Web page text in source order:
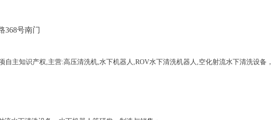
368号南门
自主知识产权,主营:高压清洗机,水下机器人,ROV水下清洗机器人,空化射流水下清洗设备，